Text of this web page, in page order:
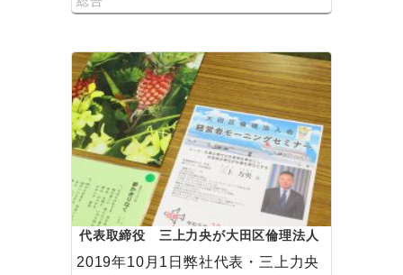
代表取締役 三上力央が大田区倫理法人
会で講演いたしました。
2019年10月1日弊社代表・三上力央